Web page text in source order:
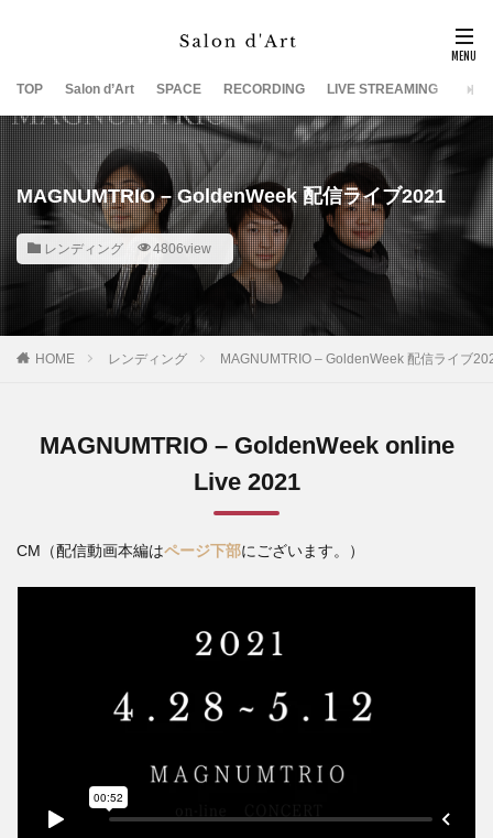
TOP Salon d’Art SPACE RECORDING LIVE STREAMING
MAGNUMTRIO – GoldenWeek 配信ライブ2021
レンディング 4806view
HOME レンディング MAGNUMTRIO – GoldenWeek 配信ライブ
MAGNUMTRIO – GoldenWeek online
Live 2021
CM（配信動画本編はページ下部にございます。）